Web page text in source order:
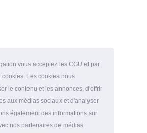
vous acceptez les CGU et par
Les cookies nous
le contenu et les annonces, d'offrir
aux médias sociaux et d'analyser
également des informations sur
nos partenaires de médias